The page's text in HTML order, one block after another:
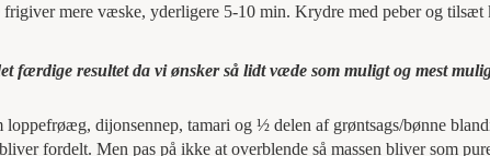
mere væske, yderligere 5-10 min. Krydre med peber og tilsæt
færdige resultet da vi ønsker så lidt væde som muligt og mest
loppefrøæg, dijonsennep, tamari og ½ delen af grøntsags/bønne
fordelt. Men pas på ikke at overblende så massen bliver som